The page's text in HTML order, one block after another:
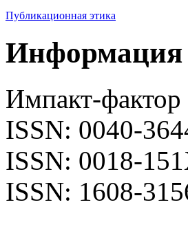
Публикационная этика
Информация
Импакт-фактор
ISSN: 0040-
ISSN: 0018-
ISSN: 1608-